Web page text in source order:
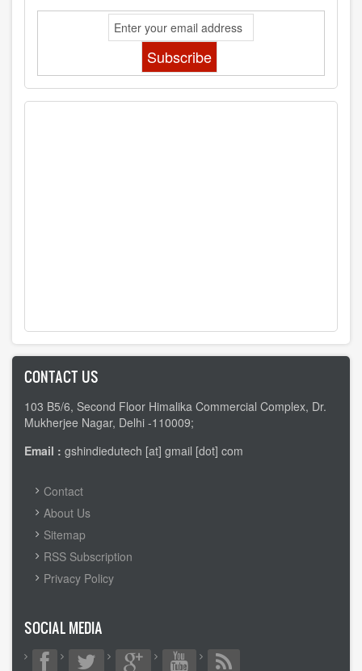
CONTACT US
103 B5/6, Second Floor Himalika Commercial Complex, Dr.
Mukherjee Nagar, Delhi -110009;
Email : gshindiedutech [at] gmail [dot] com
FOOTER
MENU
Contact
About Us
Sitemap
RSS Subscription
Privacy Policy
SOCIAL MEDIA